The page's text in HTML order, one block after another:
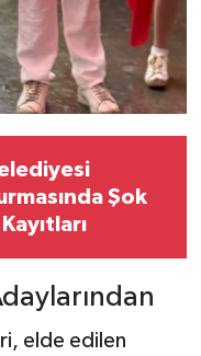
Şok
elde edilen